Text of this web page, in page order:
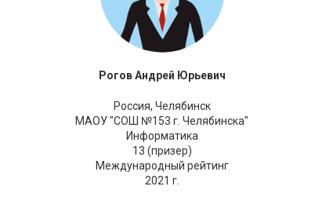
Рогов Андрей Юрьевич
Россия, Челябинск
МАОУ "СОШ №153 г. Челябинска"
Информатика
13 (призер)
Международный рейтинг
2021 г.